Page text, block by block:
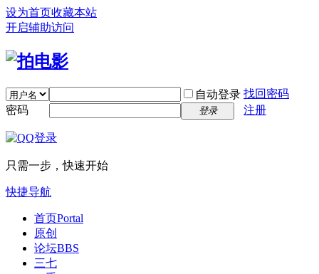
设为首页收藏本站
开启辅助访问
自动登录 找回密码
密码
登录 注册
只需一步，快速开始
快捷导航
首页Portal
原创
论坛BBS
三七